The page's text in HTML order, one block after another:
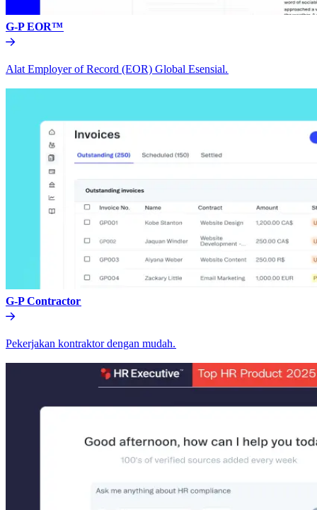
G-P EOR™​​
Alat Employer of Record (EOR) Global Esensial.​​
G-P Contractor​​
Pekerjakan kontraktor dengan mudah.​​